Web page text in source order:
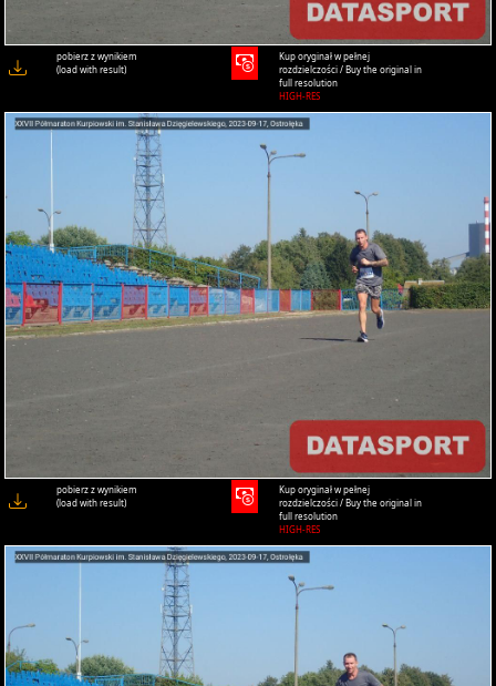
pobierz z wynikiem
(load with result)
Kup oryginał w pełnej
rozdzielczości / Buy the original in
full resolution
HIGH-RES
pobierz z wynikiem
(load with result)
Kup oryginał w pełnej
rozdzielczości / Buy the original in
full resolution
HIGH-RES